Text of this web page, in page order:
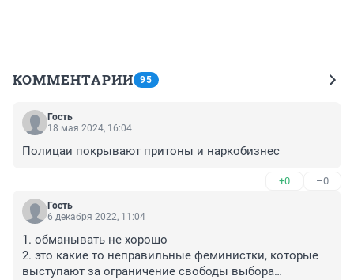
КОММЕНТАРИИ 95
Гость
18 мая 2024, 16:04
Полицаи покрывают притоны и наркобизнес
+0 –0
Гость
6 декабря 2022, 11:04
1. обманывать не хорошо
2. это какие то неправильные феминистки, которые
выступают за ограничение свободы выбора